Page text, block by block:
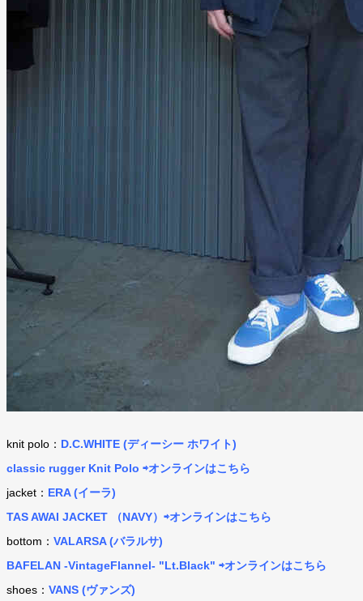
knit polo： D.C.WHITE (ディーシー ホワイト)
classic rugger Knit Polo ⇨オンラインはこちら
jacket： ERA (イーラ)
TAS AWAI JACKET （NAVY）⇨オンラインはこちら
bottom： VALARSA (バラルサ)
BAFELAN -VintageFlannel- "Lt.Black" ⇨オンラインはこちら
shoes： VANS (ヴァンズ)